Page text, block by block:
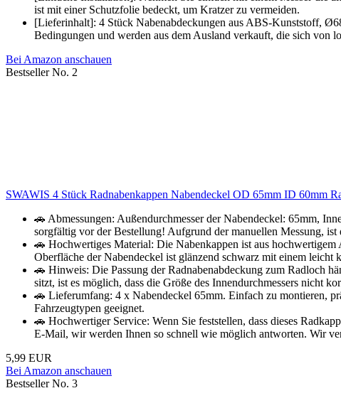
ist mit einer Schutzfolie bedeckt, um Kratzer zu vermeiden.
[Lieferinhalt]: 4 Stück Nabenabdeckungen aus ABS-Kunststoff,
Bedingungen und werden aus dem Ausland verkauft, die sich von
Bei Amazon anschauen
Bestseller No. 2
SWAWIS 4 Stück Radnabenkappen Nabendeckel OD 65mm ID 60mm
🚗 Abmessungen: Außendurchmesser der Nabendeckel: 65mm,
sorgfältig vor der Bestellung! Aufgrund der manuellen Messung,
🚗 Hochwertiges Material: Die Nabenkappen ist aus
Oberfläche der Nabendeckel ist glänzend schwarz mit einem
🚗 Hinweis: Die Passung der Radnabenabdeckung zum Radloch
sitzt, ist es möglich, dass die Größe des Innendurchmessers nicht
🚗 Lieferumfang: 4 x Nabendeckel 65mm. Einfach zu montieren,
Fahrzeugtypen geeignet.
🚗 Hochwertiger Service: Wenn Sie feststellen, dass dieses
E-Mail, wir werden Ihnen so schnell wie möglich antworten. Wir
5,99 EUR
Bei Amazon anschauen
Bestseller No. 3